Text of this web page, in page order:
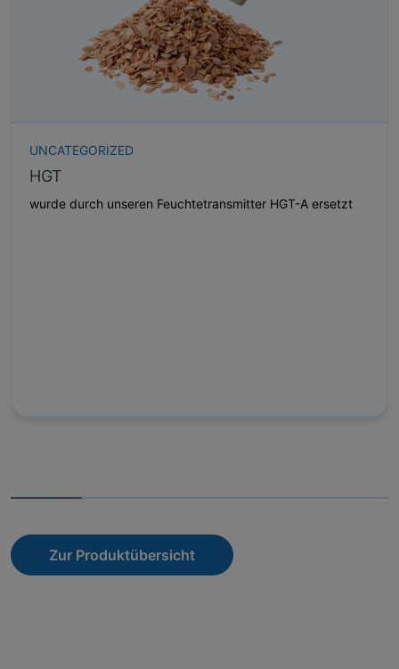
UNCATEGORIZED
HGT
wurde durch unseren Feuchtetransmitter HGT-A ersetzt
Zur Produktübersicht